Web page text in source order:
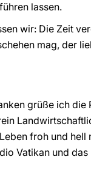
lassen.
wir: Die Zeit
mag, der
grüße ich die
froh und
Vatikan und